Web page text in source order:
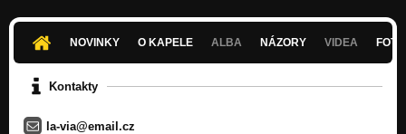
La Via - Rudá růže (2009)
Nezařazeno
Nezařazeno
NOVINKY O KAPELE ALBA NÁZORY VIDEA
Kontakty
la-via@email.cz